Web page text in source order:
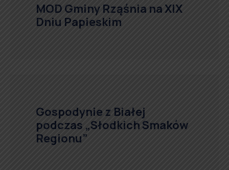
MOD Gminy Rząśnia na XIX
Dniu Papieskim
Gospodynie z Białej
podczas „Słodkich Smaków
Regionu”